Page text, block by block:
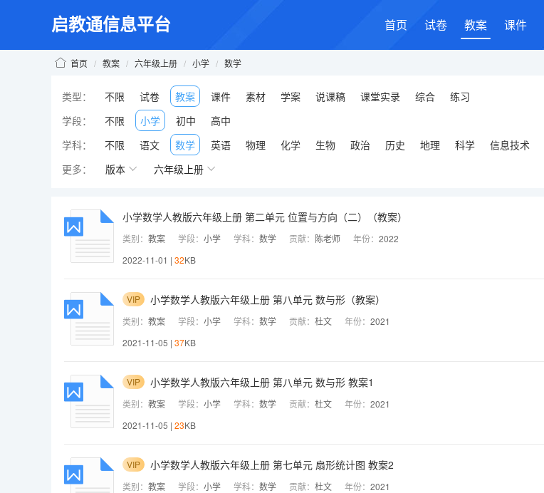
启教通信息平台 首页 试卷 教案 课件
首页 / 教案 / 六年级上册 / 小学 / 数学
类型： 不限 试卷 教案 课件 素材 学案 说课稿 课堂实录 综合
练习
学段：
不限 小学 初中
高中
学科：
不限 语文 数学 英语 物理 化学 生物 政治 历史 地理 科学 信息技术
更多：
版本 六年级上册
小学数学人教版六年级上册 第二单元 位置与方向（二）（教案）
类别： 教案 学段： 小学 学科： 数学 贡献： 陈老师 年份： 2022
2022-11-01 | 32KB
VIP 小学数学人教版六年级上册 第八单元 数与形（教案）
类别： 教案 学段： 小学 学科： 数学 贡献： 杜文 年份： 2021
2021-11-05 | 37KB
VIP 小学数学人教版六年级上册 第八单元 数与形 教案1
类别： 教案 学段： 小学 学科： 数学 贡献： 杜文 年份： 2021
2021-11-05 | 23KB
VIP 小学数学人教版六年级上册 第七单元 扇形统计图 教案2
类别： 教案 学段： 小学 学科： 数学 贡献： 杜文 年份： 2021